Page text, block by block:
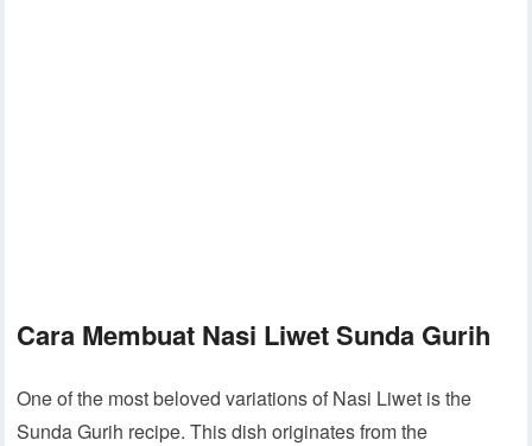
Cara Membuat Nasi Liwet Sunda Gurih
One of the most beloved variations of Nasi Liwet is the
Sunda Gurih recipe. This dish originates from the